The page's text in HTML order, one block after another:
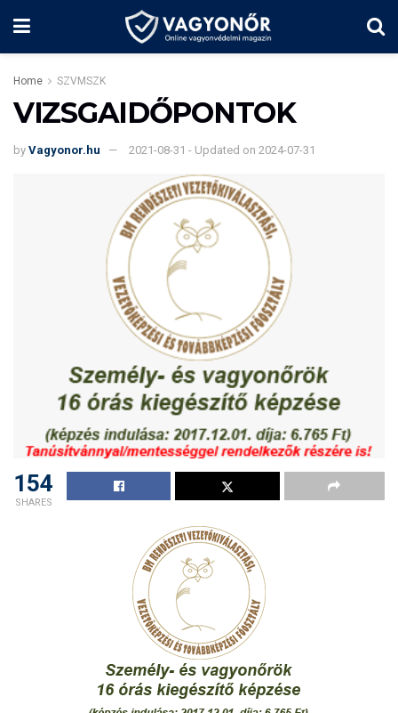
Home SZVMSZK
VIZSGAIDŐPONTOK
by Vagyonor.hu 2021-08-31 - Updated on 2024-07-31
154
SHARES